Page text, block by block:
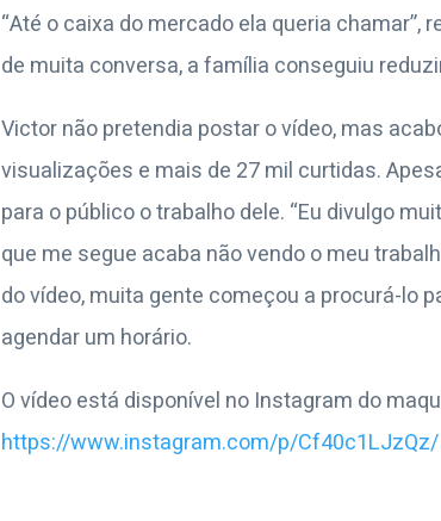
“Até o caixa do mercado ela queria chamar”,
de muita conversa, a família conseguiu
Victor não pretendia postar o vídeo, mas
visualizações e mais de 27 mil curtidas.
para o público o trabalho dele. “Eu divulgo
que me segue acaba não vendo o meu
do vídeo, muita gente começou a procurá-lo
agendar um horário.
O vídeo está disponível no Instagram do
https://www.instagram.com/p/Cf40c1LJzQz/